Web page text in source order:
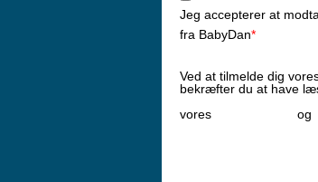
Jeg accepterer at
fra BabyDan*
Ved at tilmelde dig
bekræfter du at have
vores
og